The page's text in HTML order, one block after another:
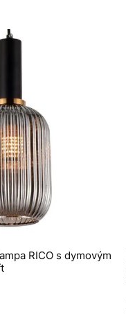
RICO s dymovým